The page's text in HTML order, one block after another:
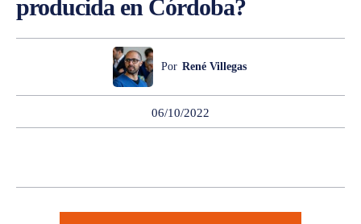
producida en Córdoba?
Por René Villegas
06/10/2022